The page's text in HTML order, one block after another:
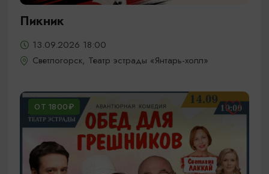
Пикник
13.09.2026 18:00
Светлогорск, Театр эстрады «Янтарь-холл»
ОТ 1800₽